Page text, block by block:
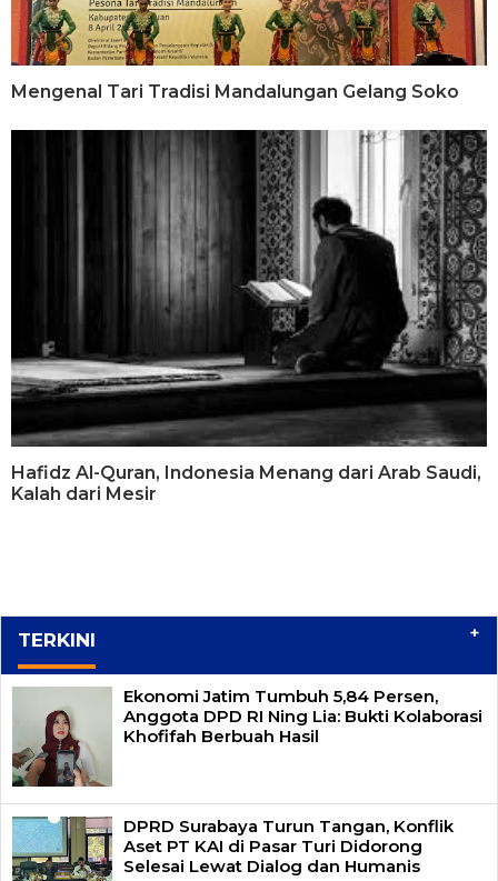
Mengenal Tari Tradisi Mandalungan Gelang Soko
Hafidz Al-Quran, Indonesia Menang dari Arab Saudi,
Kalah dari Mesir
TERKINI +
Ekonomi Jatim Tumbuh 5,84 Persen,
Anggota DPD RI Ning Lia: Bukti Kolaborasi
Khofifah Berbuah Hasil
DPRD Surabaya Turun Tangan, Konflik
Aset PT KAI di Pasar Turi Didorong
Selesai Lewat Dialog dan Humanis